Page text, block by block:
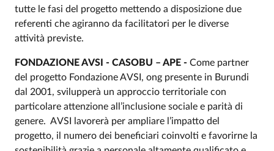
tutte le fasi del progetto mettendo a disposizione due
referenti che agiranno da facilitatori per le diverse
attività previste.
FONDAZIONE AVSI - CASOBU – APE - Come partner
del progetto Fondazione AVSI, ong presente in Burundi
dal 2001, svilupperà un approccio territoriale con
particolare attenzione all’inclusione sociale e parità di
genere. AVSI lavorerà per ampliare l’impatto del
progetto, il numero dei beneficiari coinvolti e favorirne la